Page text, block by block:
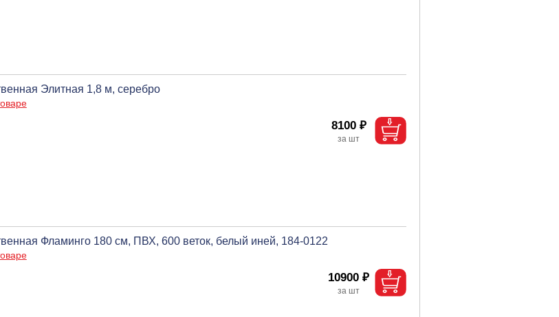
Элитная 1,8 м, серебро
8100 ₽
Фламинго 180 см, ПВХ, 600 веток, белый иней, 184-0122
10900 ₽